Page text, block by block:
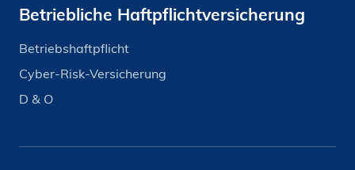
Betriebliche Haftpflichtversicherung
Betriebshaftpflicht
Cyber-Risk-Versicherung
D & O